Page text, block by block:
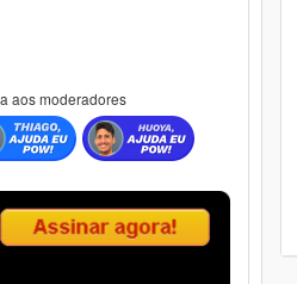
aos moderadores